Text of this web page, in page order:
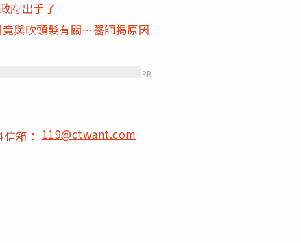
府出手了
與吹頭髮有關…醫師揭原因
PR
信箱：119@ctwant.com